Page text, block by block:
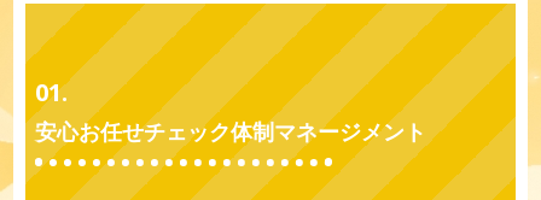
01.
安心お任せチェック体制マネージメント